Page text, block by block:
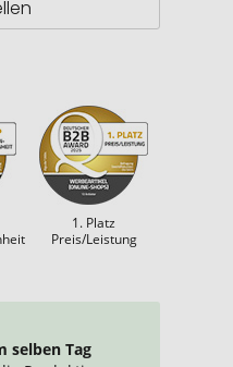
1. Platz
Preis/Leistung
selben Tag